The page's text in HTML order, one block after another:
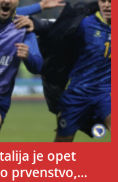
je opet
prvenstvo,...